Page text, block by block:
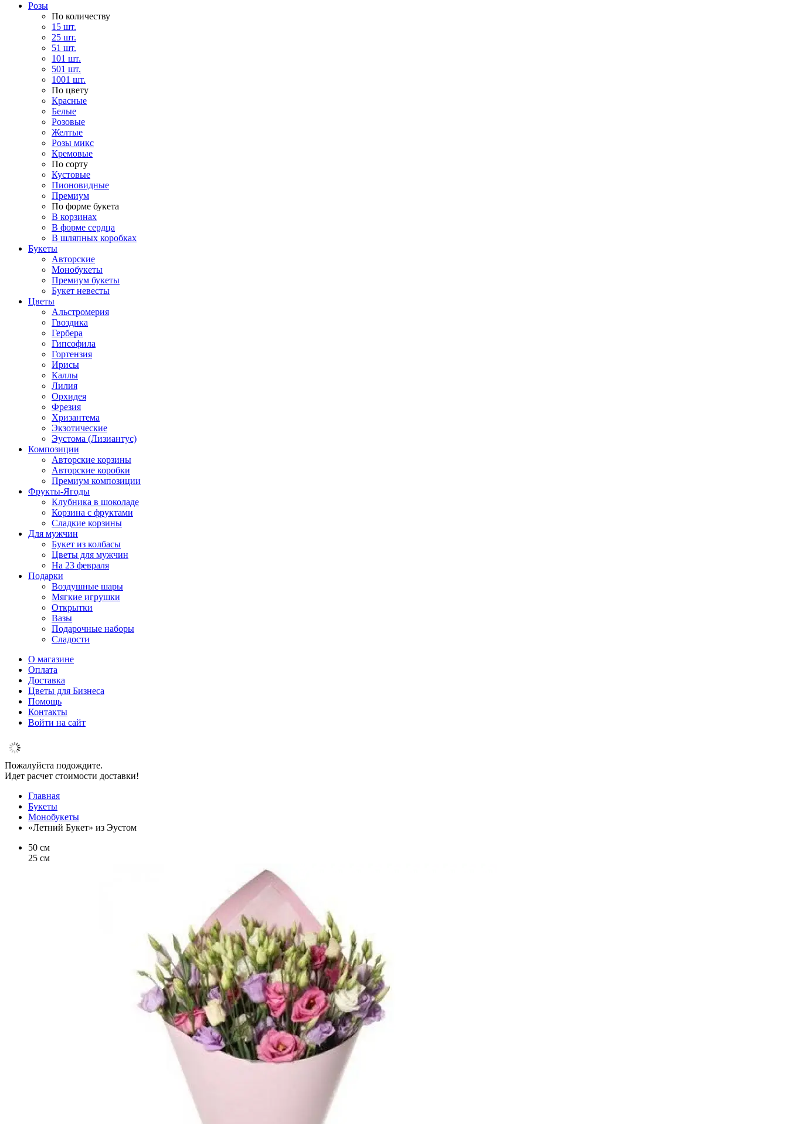
Розы
По количеству
15 шт.
25 шт.
51 шт.
101 шт.
501 шт.
1001 шт.
По цвету
Красные
Белые
Розовые
Желтые
Розы микс
Кремовые
По сорту
Кустовые
Пионовидные
Премиум
По форме букета
В корзинах
В форме сердца
В шляпных коробках
Букеты
Авторские
Монобукеты
Премиум букеты
Букет невесты
Цветы
Альстромерия
Гвоздика
Гербера
Гипсофила
Гортензия
Ирисы
Каллы
Лилия
Орхидея
Фрезия
Хризантема
Экзотические
Эустома (Лизиантус)
Композиции
Авторские корзины
Авторские коробки
Премиум композиции
Фрукты-Ягоды
Клубника в шоколаде
Корзина с фруктами
Сладкие корзины
Для мужчин
Букет из колбасы
Цветы для мужчин
На 23 февраля
Подарки
Воздушные шары
Мягкие игрушки
Открытки
Вазы
Подарочные наборы
Сладости
О магазине
Оплата
Доставка
Цветы для Бизнеса
Помощь
Контакты
Войти на сайт
Пожалуйста подождите.
Идет расчет стоимости доставки!
Главная
Букеты
Монобукеты
«Летний Букет» из Эустом
50 см
25 см